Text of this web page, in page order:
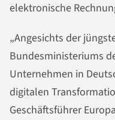
elektronische
„Angesichts der
Bundesministeriums
Unternehmen in
digitalen
Geschäftsführer